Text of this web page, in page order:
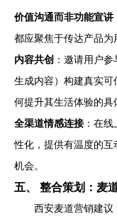
价值沟通而非功能宣讲
都应聚焦于传达产品为
内容共创 ：邀请用户
生成内容）构建真实
何提升其生活体验的具
全渠道情感连接 ：在
性化，提供有温度的
机会。
五、 整合策划：麦
西安麦道营销建议